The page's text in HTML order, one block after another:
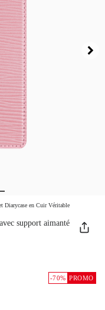
Diarycase en Cuir Véritable
support aimanté
-70% PROMO